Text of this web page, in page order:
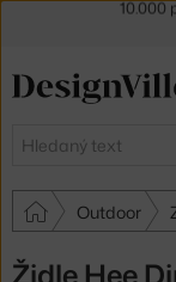
Hledat
Outdoor